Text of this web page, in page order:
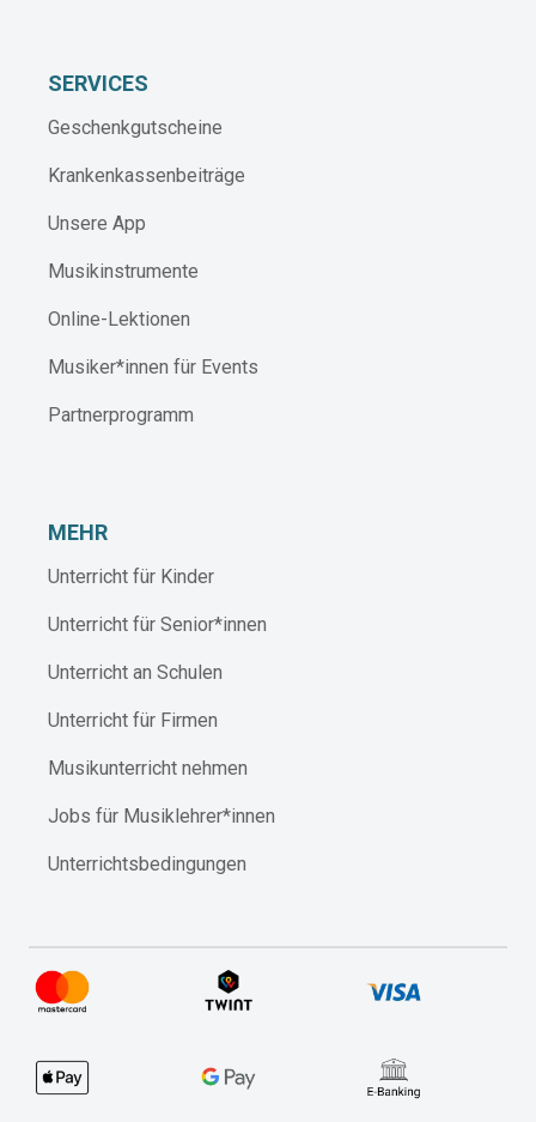
SERVICES
Geschenkgutscheine
Krankenkassenbeiträge
Unsere App
Musikinstrumente
Online-Lektionen
Musiker*innen für Events
Partnerprogramm
MEHR
Unterricht für Kinder
Unterricht für Senior*innen
Unterricht an Schulen
Unterricht für Firmen
Musikunterricht nehmen
Jobs für Musiklehrer*innen
Unterrichtsbedingungen